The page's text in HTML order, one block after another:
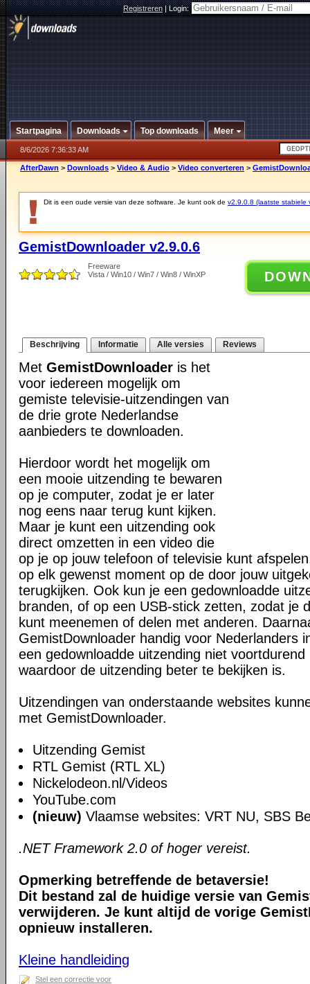
Registreren|Login:
Startpagina Downloads Top downloads Meer
8/6/2026 7:36:33 AM
AfterDawn > Downloads > Video & Audio > Video converteren >
Dit is een oude versie van deze software. Je kunt ook de v2.9.0.8 (laatste stabiele
GemistDownloader v2.9.0.6
Freeware
Vista / Win10 / Win7 / Win8 / WinXP
Beschrijving Informatie Alle versies Reviews
Met GemistDownloader is het
voor iedereen mogelijk om
gemiste televisie-uitzendingen van
de drie grote Nederlandse
aanbieders te downloaden.
Hierdoor wordt het mogelijk om
een mooie uitzending te bewaren
op je computer, zodat je er later
nog eens naar terug kunt kijken.
Maar je kunt een uitzending ook
direct omzetten in een video die
op je op jouw telefoon of televisie kunt
op elk gewenst moment op de door jouw
terugkijken. Ook kun je een gedownloadde
branden, of op een USB-stick zetten, zodat je
kunt meenemen of delen met anderen.
GemistDownloader handig voor Nederlanders
een gedownloadde uitzending niet
waardoor de uitzending beter te bekijken is.
Uitzendingen van onderstaande websites
met GemistDownloader.
Uitzending Gemist
RTL Gemist (RTL XL)
Nickelodeon.nl/Videos
YouTube.com
(nieuw) Vlaamse websites: VRT NU, SBS
.NET Framework 2.0 of hoger vereist.
Opmerking betreffende de betaversie!
Dit bestand zal de huidige versie van
verwijderen. Je kunt altijd de vorige
opnieuw installeren.
Kleine handleiding
Stel een correctie voor